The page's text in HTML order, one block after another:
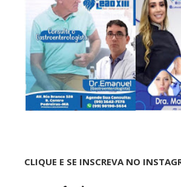
CLIQUE E SE INSCREVA NO